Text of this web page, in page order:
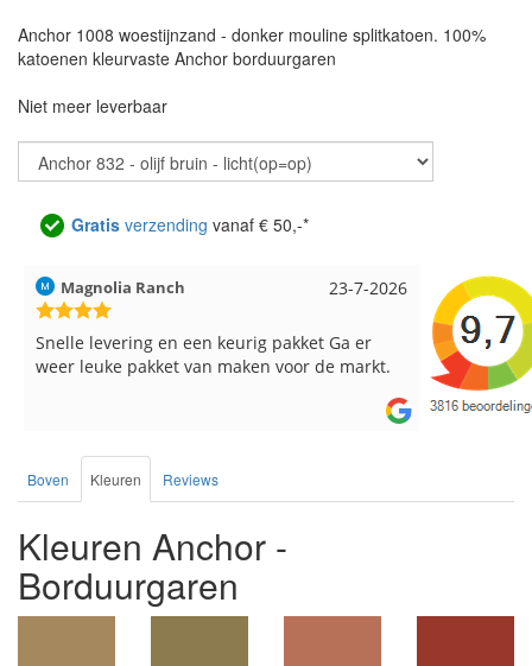
Anchor 1008 woestijnzand - donker mouline splitkatoen. 100%
katoenen kleurvaste Anchor borduurgaren
Niet meer leverbaar
Gratis verzending vanaf € 50,-*
23-7-2026
Magnolia Ranch
Snelle levering en een keurig pakket Ga er
weer leuke pakket van maken voor de markt.
Hilde uit
Reeds
de service.
Boven Kleuren Reviews
Kleuren Anchor -
Borduurgaren